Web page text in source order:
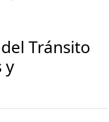
Tránsito
y